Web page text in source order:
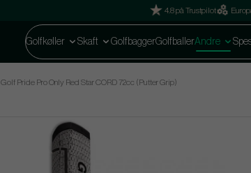
4.8 på Trustpilot
Golfkøller Skaft GolfbaggerGolfballerAndre
Golf Pride Pro Only Red Star CORD 72cc (Putter Grip)